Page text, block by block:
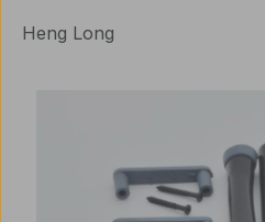
Heng Long